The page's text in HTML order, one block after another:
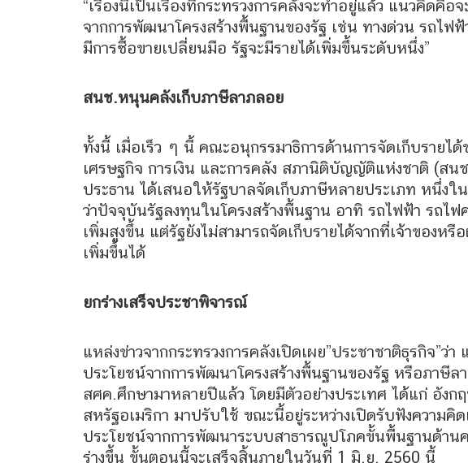
“เรื่องนี้เป็นเรื่องที่กระทรวงการคลังจะทำอยู่แล้ว แนวคิดคื
จากการพัฒนาโครงสร้างพื้นฐานของรัฐ เช่น ทางด่วน รถไฟ
มีการซื้อขายเปลี่ยนมือ รัฐจะมีรายได้เพิ่มขึ้นระดับหนึ่ง”
สนช.หนุนคลังเก็บภาษีลาภลอย
ทั้งนี้ เมื่อเร็ว ๆ นี้ คณะอนุกรรมาธิการด้านการจัดเก็บรายไ
เศรษฐกิจ การเงิน และการคลัง สภานิติบัญญัติแห่งชาติ (ส
ประธาน ได้เสนอให้รัฐบาลจัดเก็บภาษีหลายประเภท หนึ่ง
ว่าปัจจุบันรัฐลงทุนในโครงสร้างพื้นฐาน อาทิ รถไฟฟ้า รถไ
เพิ่มสูงขึ้น แต่รัฐยังไม่สามารถจัดเก็บรายได้จากที่เจ้าของห
เพิ่มขึ้นได้
ยกร่างเสร็จประชาพิจารณ์
แหล่งข่าวจากกระทรวงการคลังเปิดเผย”ประชาชาติธุรกิจ”ว่
ประโยชน์จากการพัฒนาโครงสร้างพื้นฐานของรัฐ หรือภาษี
สศค.ศึกษามาหลายปีแล้ว โดยมีตัวอย่างประเทศ ได้แก่ อังก
สหรัฐอเมริกา มาปรับใช้ ขณะนี้อยู่ระหว่างเปิดรับฟังความคิ
ประโยชน์จากการพัฒนาระบบสาธารณูปโภคขั้นพื้นฐานด้า
ร่างขึ้น ขั้นตอนนี้จะเสร็จสิ้นภายในวันที่ 1 มิ.ย. 2560 นี้